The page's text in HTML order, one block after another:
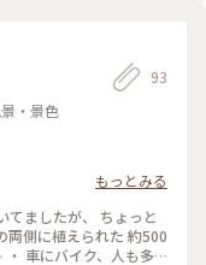
・景色
93
もっとみる
てましたが、 ちょっと
両側に植えられた 約500
・ 車にバイク、人も多